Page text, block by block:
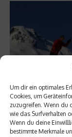
Um dir ein optimales
Cookies, um
zuzugreifen. Wenn du
wie das Surfverhalten
Wenn du deine
bestimmte Merkmale